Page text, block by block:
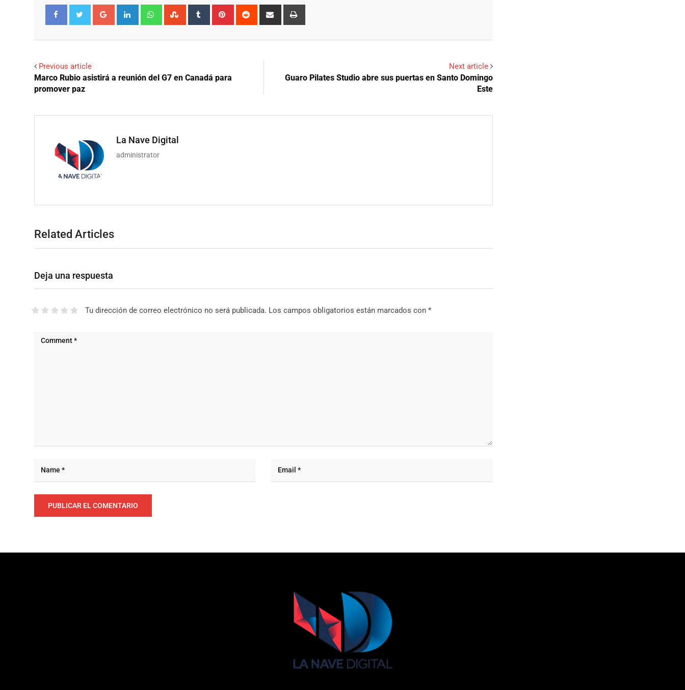
Google+ LinkedIn WhatsappStumbleUpon
Tumblr Pinterest Reddit
Share
Previous article
Marco Rubio asistirá a reunión del G7 en Canadá para
promover paz
Next article
Guaro Pilates Studio abre sus puertas en Santo Domingo
Este
La Nave Digital
administrator
Related Articles
Deja una respuesta
Tu dirección de correo electrónico no será publicada. Los campos obligatorios están marcados con *